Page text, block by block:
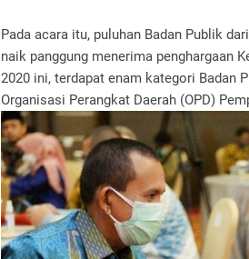
Pada acara itu, puluhan Badan Publik
naik panggung menerima penghargaan
2020 ini, terdapat enam kategori Badan
Organisasi Perangkat Daerah (OPD)